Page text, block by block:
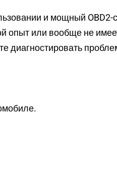
и мощный
опыт или вообще не
диагностировать